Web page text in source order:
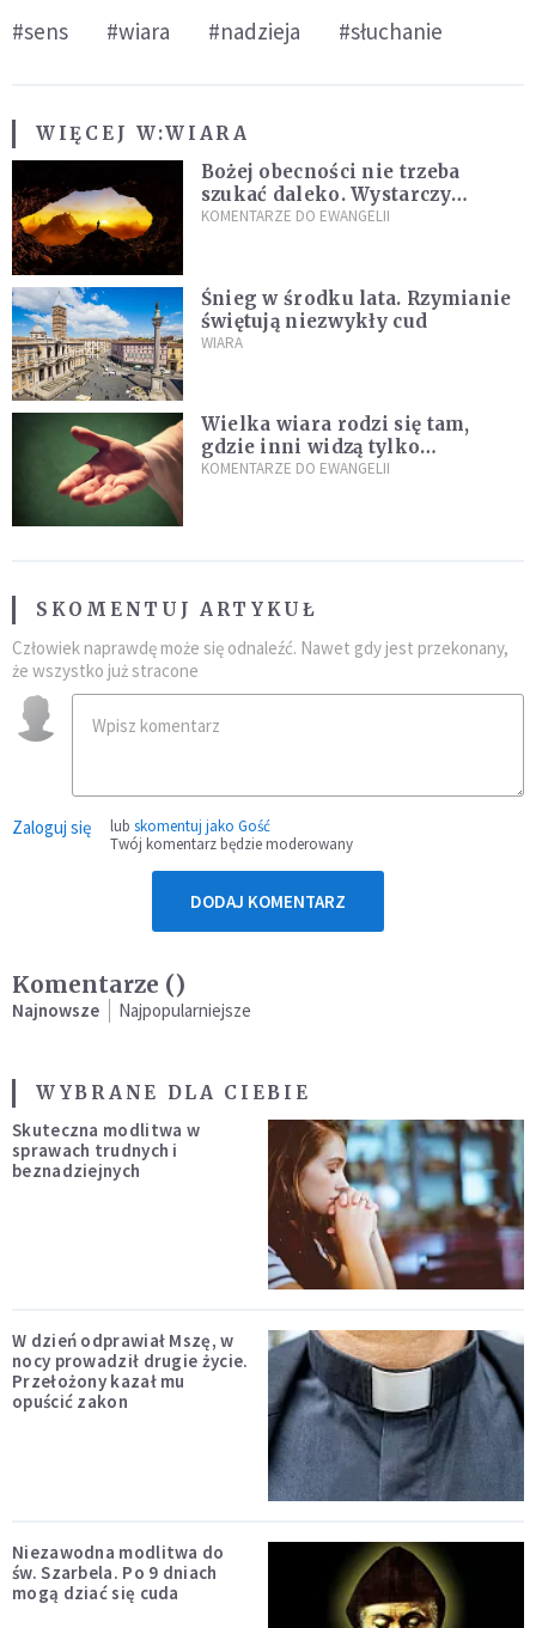
#sens #wiara #nadzieja #słuchanie
WIĘCEJ W:WIARA
Bożej obecności nie trzeba
szukać daleko. Wystarczy
nauczyć się słuchać
KOMENTARZE DO EWANGELII
Śnieg w środku lata. Rzymianie
świętują niezwykły cud
WIARA
Wielka wiara rodzi się tam,
gdzie inni widzą tylko
przeszkody
KOMENTARZE DO EWANGELII
SKOMENTUJ ARTYKUŁ
Człowiek naprawdę może się odnaleźć. Nawet gdy jest przekonany,
że wszystko już stracone
Zaloguj się lub skomentuj jako Gość
Twój komentarz będzie moderowany
DODAJ KOMENTARZ
Komentarze ()
Najnowsze Najpopularniejsze
WYBRANE DLA CIEBIE
Skuteczna modlitwa w
sprawach trudnych i
beznadziejnych
W dzień odprawiał Mszę, w
nocy prowadził drugie życie.
Przełożony kazał mu
opuścić zakon
Niezawodna modlitwa do
św. Szarbela. Po 9 dniach
mogą dziać się cuda